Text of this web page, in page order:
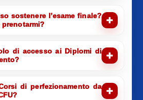
sostenere l’esame finale?
prenotarmi?
di accesso ai Diplomi di
di perfezionamento da